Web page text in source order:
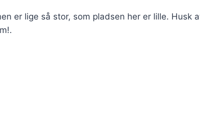
er lige så stor, som pladsen her er lille. Husk